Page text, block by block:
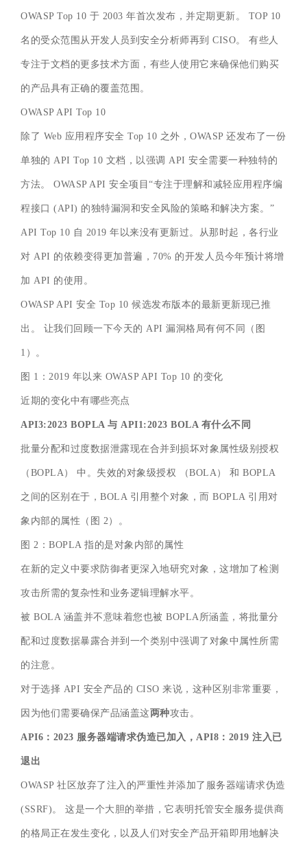
OWASP Top 10 于 2003 年首次发布，并定期更新。 TOP 10
名的受众范围从开发人员到安全分析师再到 CISO。 有些人
专注于文档的更多技术方面，有些人使用它来确保他们购买
的产品具有正确的覆盖范围。
OWASP API Top 10
除了 Web 应用程序安全 Top 10 之外，OWASP 还发布了一份
单独的 API Top 10 文档，以强调 API 安全需要一种独特的
方法。 OWASP API 安全项目“专注于理解和减轻应用程序编
程接口 (API) 的独特漏洞和安全风险的策略和解决方案。”
API Top 10 自 2019 年以来没有更新过。从那时起，各行业
对 API 的依赖变得更加普遍，70% 的开发人员今年预计将增
加 API 的使用。
OWASP API 安全 Top 10 候选发布版本的最新更新现已推
出。 让我们回顾一下今天的 API 漏洞格局有何不同（图
1）。
图 1：2019 年以来 OWASP API Top 10 的变化
近期的变化中有哪些亮点
API3:2023 BOPLA 与 API1:2023 BOLA 有什么不同
批量分配和过度数据泄露现在合并到损坏对象属性级别授权
（BOPLA） 中。失效的对象级授权 （BOLA） 和 BOPLA
之间的区别在于，BOLA 引用整个对象，而 BOPLA 引用对
象内部的属性（图 2）。
图 2：BOPLA 指的是对象内部的属性
在新的定义中要求防御者更深入地研究对象，这增加了检测
攻击所需的复杂性和业务逻辑理解水平。
被 BOLA 涵盖并不意味着您也被 BOPLA所涵盖，将批量分
配和过度数据暴露合并到一个类别中强调了对象中属性所需
的注意。
对于选择 API 安全产品的 CISO 来说，这种区别非常重要，
因为他们需要确保产品涵盖这两种攻击。
API6：2023 服务器端请求伪造已加入，API8：2019 注入已
退出
OWASP 社区放弃了注入的严重性并添加了服务器端请求伪造
(SSRF)。 这是一个大胆的举措，它表明托管安全服务提供商
的格局正在发生变化，以及人们对安全产品开箱即用地解决